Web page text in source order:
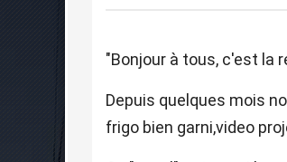
"Bonjour à tous, c'est la
Depuis quelques mois
frigo bien garni,video